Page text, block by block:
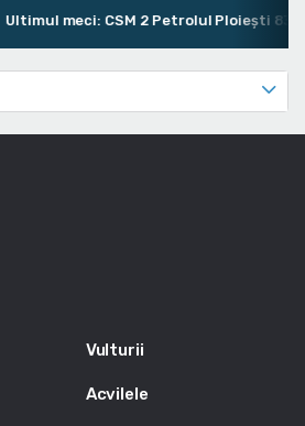
Ultimul meci: CSM 2 Petrolul Ploiești 83 -
Vulturii
Acvilele